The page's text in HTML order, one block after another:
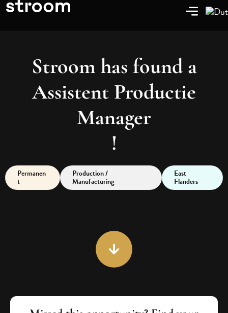
Stroom has found a
Assistent Productie
Manager
!
Permanen
t
Production /
Manufacturing
East
Flanders